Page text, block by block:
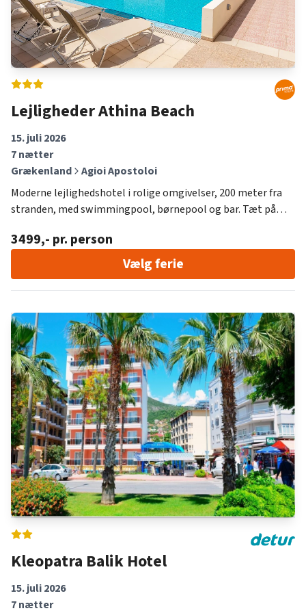
Lejligheder Athina Beach
15. juli 2026
7nætter
Grækenland
Agioi Apostoloi
Moderne lejlighedshotel i rolige omgivelser, 200 meter fra
stranden, med swimmingpool, børnepool og bar. Tæt på
Vælg ferie
3499,- pr. person
Kleopatra Balik Hotel
15. juli 2026
7nætter